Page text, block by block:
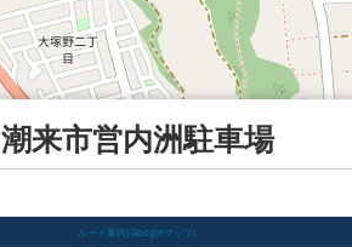
潮来市営内洲駐車場
ルート案内(Googleマップ)